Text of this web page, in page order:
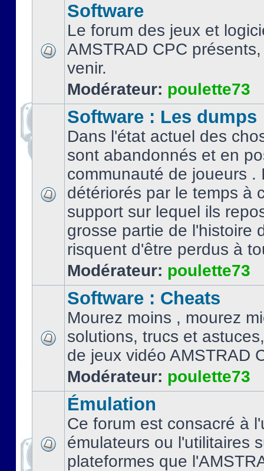
Software
Le forum des jeux et
AMSTRAD CPC
venir.
Modérateur: poulette73
Software : Les dumps
Dans l'état actuel des
sont abandonnés et en
communauté de joueurs .
détériorés par le temps à
support sur lequel ils
grosse partie de l'histoire
risquent d'être perdus à
Modérateur: poulette73
Software : Cheats
Mourez moins , mourez
solutions, trucs et
de jeux vidéo AMSTRAD
Modérateur: poulette73
Émulation
Ce forum est consacré à
émulateurs ou l'utilitaires
plateformes que